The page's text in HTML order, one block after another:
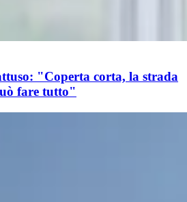
"Coperta corta, la strada
fare tutto"